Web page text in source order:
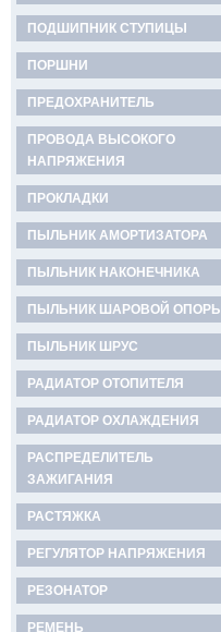
ПОДШИПНИК СТУПИЦЫ
ПОРШНИ
ПРЕДОХРАНИТЕЛЬ
ПРОВОДА ВЫСОКОГО
НАПРЯЖЕНИЯ
ПРОКЛАДКИ
ПЫЛЬНИК АМОРТИЗАТОРА
ПЫЛЬНИК НАКОНЕЧНИКА
ПЫЛЬНИК ШАРОВОЙ ОПОРЫ
ПЫЛЬНИК ШРУС
РАДИАТОР ОТОПИТЕЛЯ
РАДИАТОР ОХЛАЖДЕНИЯ
РАСПРЕДЕЛИТЕЛЬ
ЗАЖИГАНИЯ
РАСТЯЖКА
РЕГУЛЯТОР НАПРЯЖЕНИЯ
РЕЗОНАТОР
РЕМЕНЬ